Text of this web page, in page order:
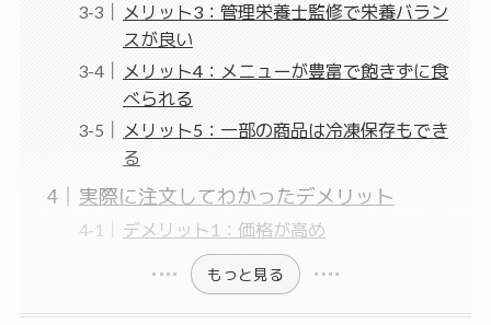
メリット3：管理栄養士監修で栄養バラン
スが良い
メリット4：メニューが豊富で飽きずに食
べられる
メリット5：一部の商品は冷凍保存もでき
る
実際に注文してわかったデメリット
デメリット1：価格が高め
もっと見る